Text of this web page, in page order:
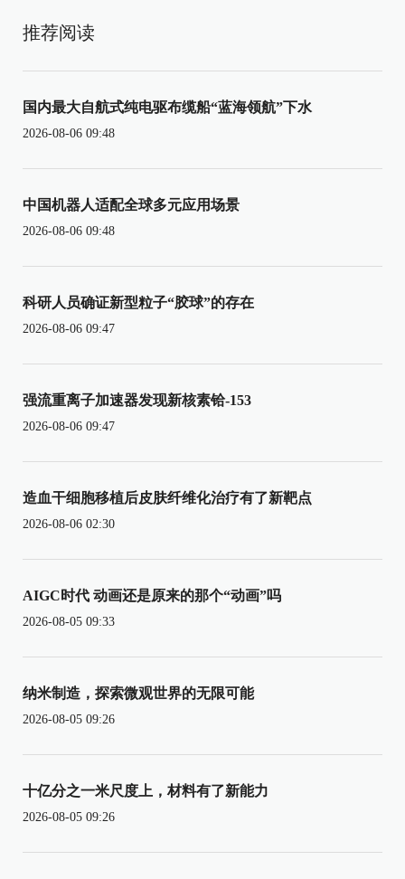
推荐阅读
国内最大自航式纯电驱布缆船“蓝海领航”下水
2026-08-06 09:48
中国机器人适配全球多元应用场景
2026-08-06 09:48
科研人员确证新型粒子“胶球”的存在
2026-08-06 09:47
强流重离子加速器发现新核素铪-153
2026-08-06 09:47
造血干细胞移植后皮肤纤维化治疗有了新靶点
2026-08-06 02:30
AIGC时代 动画还是原来的那个“动画”吗
2026-08-05 09:33
纳米制造，探索微观世界的无限可能
2026-08-05 09:26
十亿分之一米尺度上，材料有了新能力
2026-08-05 09:26